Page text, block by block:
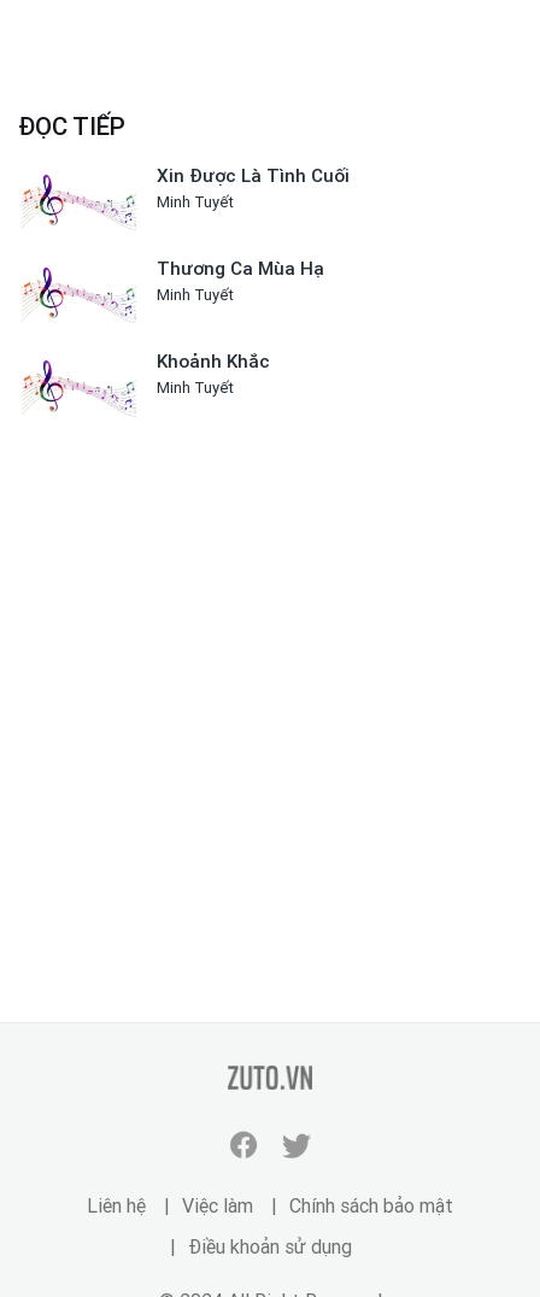
ĐỌC TIẾP
Xin Được Là Tình Cuối
Minh Tuyết
Thương Ca Mùa Hạ
Minh Tuyết
Khoảnh Khắc
Minh Tuyết
zuto.vn
Liên hệ Việc làm
Chính sách bảo mật
Điều khoản sử dụng
Facebook
zuto.vn
Twitter
zuto.vn